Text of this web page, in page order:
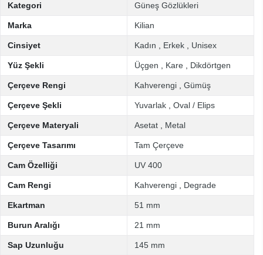
Kategori Güneş Gözlükleri
Marka Kilian
Cinsiyet Kadın Erkek Unisex
Yüz Şekli Üçgen Kare Dikdörtgen
Çerçeve Rengi Kahverengi Gümüş
Çerçeve Şekli Yuvarlak Oval / Elips
Çerçeve Materyali Asetat Metal
Çerçeve Tasarımı Tam Çerçeve
Cam Özelliği UV 400
Cam Rengi Kahverengi Degrade
Ekartman 51 mm
Burun Aralığı 21 mm
Sap Uzunluğu 145 mm